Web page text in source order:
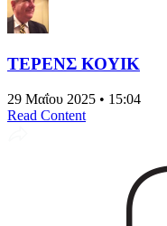
ΤΕΡΕΝΣ ΚΟΥΙΚ
29 Μαΐου 2025 • 15:04
Read Content